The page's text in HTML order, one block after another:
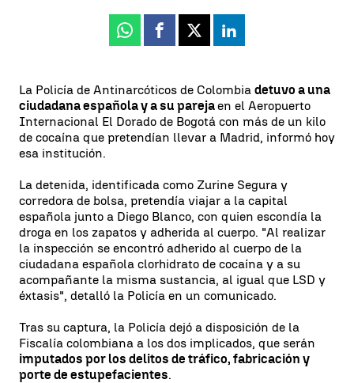
Whatsapp
Facebook
X Linkedin
La Policía de Antinarcóticos de Colombia detuvo a una
ciudadana española y a su parejaen el Aeropuerto
Internacional El Dorado de Bogotá con más de un kilo
de cocaína que pretendían llevar a Madrid, informó hoy
esa institución.
La detenida, identificada como Zurine Segura y
corredora de bolsa, pretendía viajar a la capital
española junto a Diego Blanco, con quien escondía la
droga en los zapatos y adherida al cuerpo. "Al realizar
la inspección se encontró adherido al cuerpo de la
ciudadana española clorhidrato de cocaína y a su
acompañante la misma sustancia, al igual que LSD y
éxtasis", detalló la Policía en un comunicado.
Tras su captura, la Policía dejó a disposición de la
Fiscalía colombiana a los dos implicados, que serán
imputados por los delitos de tráfico, fabricación y
porte de estupefacientes.